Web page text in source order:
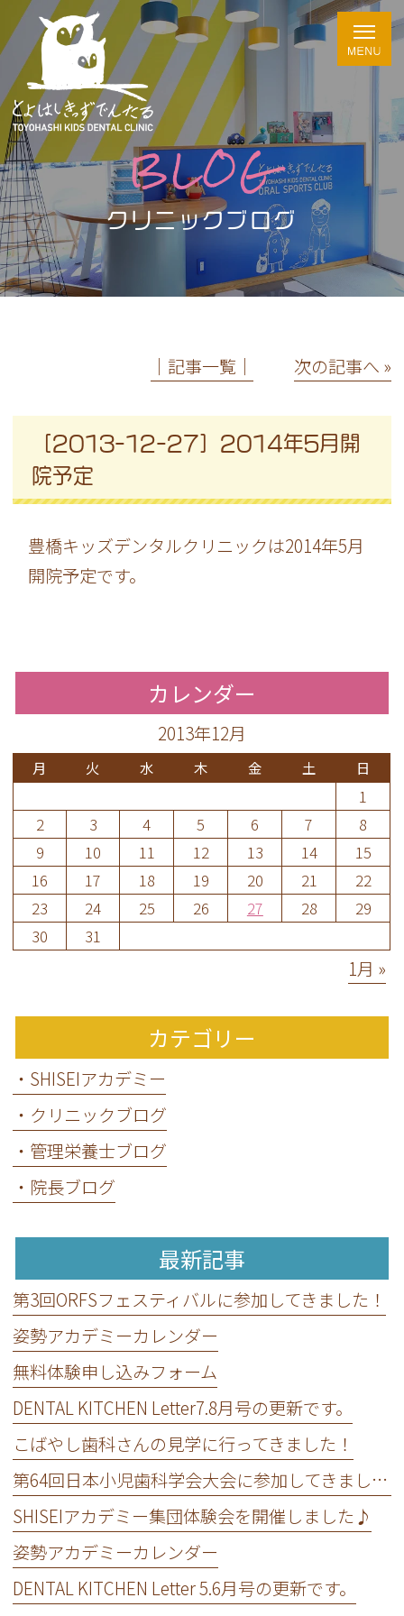
BLOG
クリニックブログ
│記事一覧│ 次の記事へ »
［2013-12-27］2014年5月開
院予定
豊橋キッズデンタルクリニックは2014年5月
開院予定です。
カレンダー
2013年12月
月 火 水 木 金 土 日
1
2
3 4 5 6 7
8
9
10 11 12 13 14
15
16
17 18 19 20 21
22
23
24 25 26 27 28
29
30
31
1月 »
カテゴリー
・SHISEIアカデミー
・クリニックブログ
・管理栄養士ブログ
・院長ブログ
最新記事
第3回ORFSフェスティバルに参加してきました！
姿勢アカデミーカレンダー
無料体験申し込みフォーム
DENTAL KITCHEN Letter7.8月号の更新です。
こばやし歯科さんの見学に行ってきました！
第64回日本小児歯科学会大会に参加してきました！
SHISEIアカデミー集団体験会を開催しました♪
姿勢アカデミーカレンダー
DENTAL KITCHEN Letter 5.6月号の更新です。